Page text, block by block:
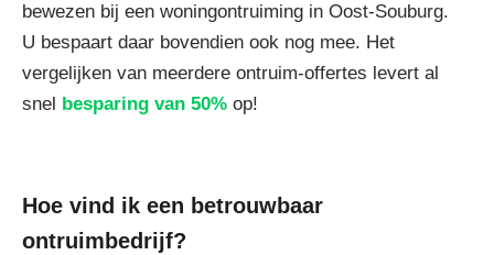
bewezen bij een woningontruiming in Oost-Souburg.
U bespaart daar bovendien ook nog mee. Het
vergelijken van meerdere ontruim-offertes levert al
snel
besparing van 50% op!
Hoe vind ik een betrouwbaar
ontruimbedrijf?